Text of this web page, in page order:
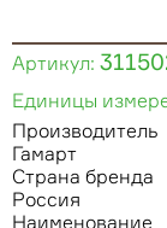
Артикул:
Единицы
Производитель
Гамарт
Страна бренда
Россия
Наименование